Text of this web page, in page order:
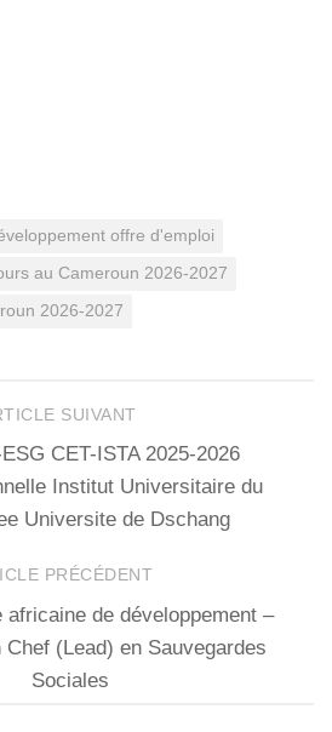
offre d'emploi
au Cameroun 2026-2027
2026-2027
SUIVANT
CET-ISTA 2025-2026
Institut Universitaire du
Universite de Dschang
PRÉCÉDENT
africaine de développement –
(Lead) en Sauvegardes
Sociales